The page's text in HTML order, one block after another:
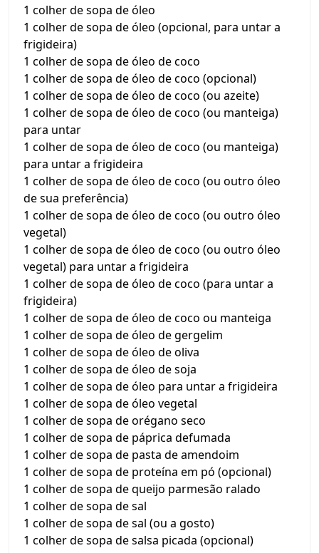
1 colher de sopa de óleo
1 colher de sopa de óleo (opcional, para untar a
frigideira)
1 colher de sopa de óleo de coco
1 colher de sopa de óleo de coco (opcional)
1 colher de sopa de óleo de coco (ou azeite)
1 colher de sopa de óleo de coco (ou manteiga)
para untar
1 colher de sopa de óleo de coco (ou manteiga)
para untar a frigideira
1 colher de sopa de óleo de coco (ou outro óleo
de sua preferência)
1 colher de sopa de óleo de coco (ou outro óleo
vegetal)
1 colher de sopa de óleo de coco (ou outro óleo
vegetal) para untar a frigideira
1 colher de sopa de óleo de coco (para untar a
frigideira)
1 colher de sopa de óleo de coco ou manteiga
1 colher de sopa de óleo de gergelim
1 colher de sopa de óleo de oliva
1 colher de sopa de óleo de soja
1 colher de sopa de óleo para untar a frigideira
1 colher de sopa de óleo vegetal
1 colher de sopa de orégano seco
1 colher de sopa de páprica defumada
1 colher de sopa de pasta de amendoim
1 colher de sopa de proteína em pó (opcional)
1 colher de sopa de queijo parmesão ralado
1 colher de sopa de sal
1 colher de sopa de sal (ou a gosto)
1 colher de sopa de salsa picada (opcional)